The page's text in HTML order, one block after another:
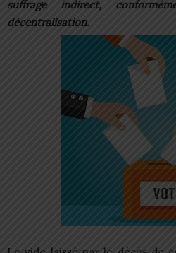
suffrage indirect,
décentralisation.